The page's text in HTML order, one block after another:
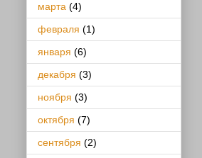
марта (4)
февраля (1)
января (6)
декабря (3)
ноября (3)
октября (7)
сентября (2)